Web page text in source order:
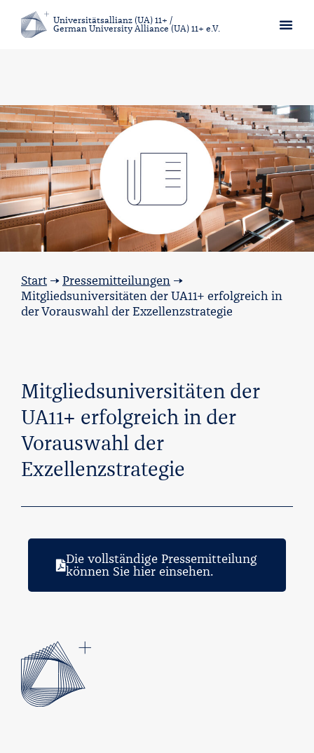
Universitätsallianz (UA) 11+ /
German University Alliance (UA) 11+ e.V.
Start →Pressemitteilungen →
Mitgliedsuniversitäten der UA11+ erfolgreich in
der Vorauswahl der Exzellenzstrategie
Mitgliedsuniversitäten der
UA11+ erfolgreich in der
Vorauswahl der
Exzellenzstrategie
Die vollständige Pressemitteilung
können Sie hier einsehen.